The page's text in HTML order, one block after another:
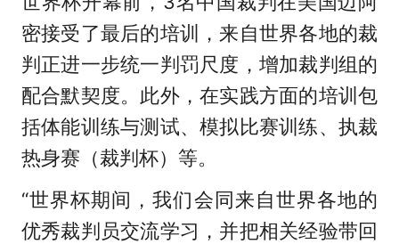
密接受了最后的培训，来自世界各地的裁
判正进一步统一判罚尺度，增加裁判组的
配合默契度。此外，在实践方面的培训包
括体能训练与测试、模拟比赛训练、执裁
热身赛（裁判杯）等。
“世界杯期间，我们会同来自世界各地的
优秀裁判员交流学习，并把相关经验带回